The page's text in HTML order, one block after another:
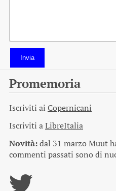
Invia
Promemoria
Iscriviti ai Copernicani
Iscriviti aLibreItalia
Novità:dal 31 marzo Muut
commenti passati sono di